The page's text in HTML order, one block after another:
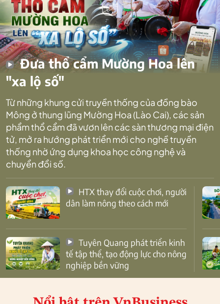
Đưa thổ cẩm Mường Hoa lên
"xa lộ số"
Từ những khung cửi truyền thống của đồng bào
Mông ở thung lũng Mường Hoa (Lào Cai), các sản
phẩm thổ cẩm đã vươn lên các sàn thương mại điện
tử, mở ra hướng phát triển mới cho nghề truyền
thống nhờ ứng dụng khoa học công nghệ và
chuyển đổi số.
dân làm nông theo cách mới
tế tập thể, tạo động lực cho nông
nghiệp bền vững